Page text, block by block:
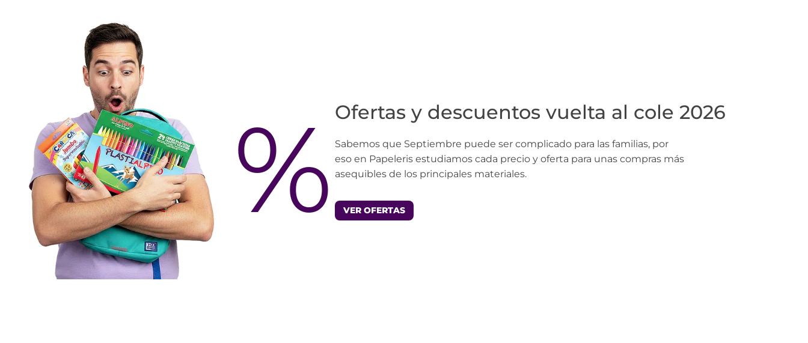
% Ofertas y descuentos vuelta al cole 2026
Sabemos que Septiembre puede ser complicado para las familias, por
eso en Papeleris estudiamos cada precio y oferta para unas compras más
asequibles de los principales materiales.
VER OFERTAS